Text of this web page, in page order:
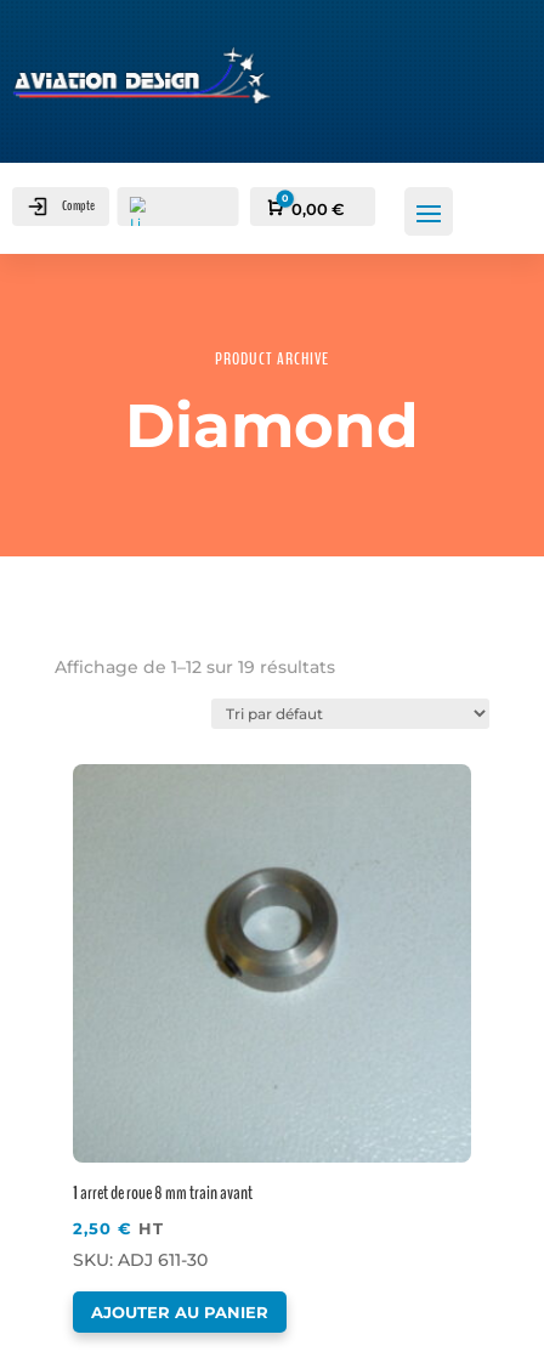
Compte
Favoris
Panier
0
0,00€
PRODUCT ARCHIVE
Diamond
Affichage de 1–12 sur 19 résultats
1 arret de roue 8 mm train avant
2,50 € HT
SKU: ADJ 611-30
AJOUTER AU PANIER